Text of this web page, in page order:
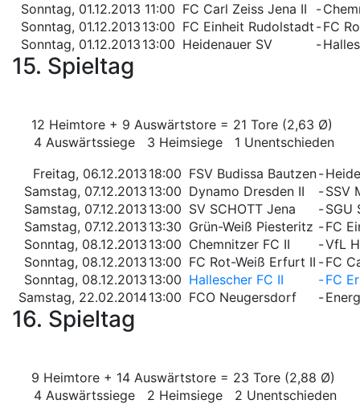
Sonntag, 01.12.2013 11:00 FC Carl Zeiss Jena II -
Sonntag, 01.12.2013 13:00 FC Einheit Rudolstadt -FC
Sonntag, 01.12.2013 13:00 Heidenauer SV -
15. Spieltag
12 Heimtore + 9 Auswärtstore = 21 Tore (2,63 Ø)
4 Auswärtssiege 3 Heimsiege 1 Unentschieden
Freitag, 06.12.2013 18:00 FSV Budissa Bautzen-
Samstag, 07.12.2013 13:00 Dynamo Dresden II -SSV
Samstag, 07.12.2013 13:00 SV SCHOTT Jena -SGU
Samstag, 07.12.2013 13:30 Grün-Weiß Piesteritz -FC
Sonntag, 08.12.2013 13:00 Chemnitzer FC II -VfL
Sonntag, 08.12.2013 13:00 FC Rot-Weiß Erfurt II -FC
Sonntag, 08.12.2013 13:00 Hallescher FC II -FC
Samstag, 22.02.201413:00 FCO Neugersdorf -
16. Spieltag
9 Heimtore + 14 Auswärtstore = 23 Tore (2,88 Ø)
4 Auswärtssiege 2 Heimsiege 2 Unentschieden